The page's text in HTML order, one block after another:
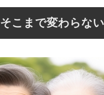
こまで変わらない